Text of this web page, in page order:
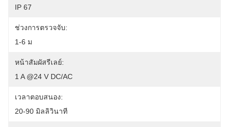
IP 67
ช่วงการตรวจจับ:
1-6 ม
หน้าสัมผัสรีเลย์:
1 A @24 V DC/AC
เวลาตอบสนอง:
20-90 มิลลิวินาที